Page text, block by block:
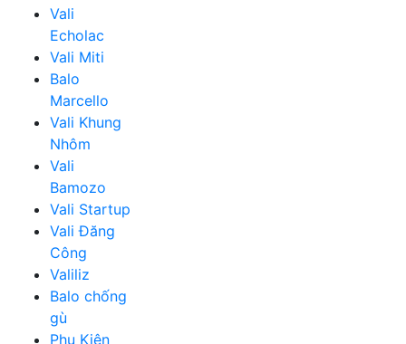
Vali
Echolac
Vali Miti
Balo
Marcello
Vali Khung
Nhôm
Vali
Bamozo
Vali Startup
Vali Đăng
Công
Valiliz
Balo chống
gù
Phụ Kiện